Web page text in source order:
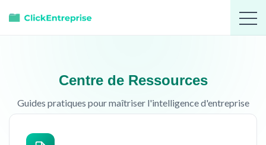
Centre de Ressources
Guides pratiques pour maîtriser l'intelligence d'entreprise